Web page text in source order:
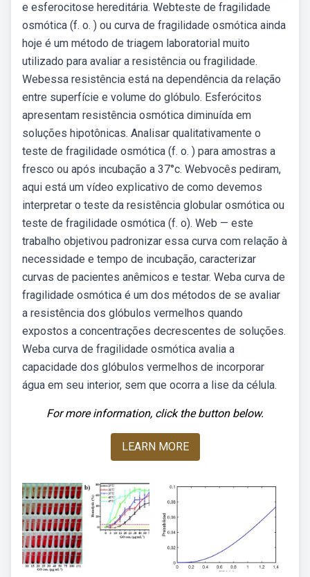
e esferocitose hereditária. Webteste de fragilidade
osmótica (f. o. ) ou curva de fragilidade osmótica ainda
hoje é um método de triagem laboratorial muito
utilizado para avaliar a resistência ou fragilidade.
Webessa resistência está na dependência da relação
entre superfície e volume do glóbulo. Esferócitos
apresentam resistência osmótica diminuída em
soluções hipotônicas. Analisar qualitativamente o
teste de fragilidade osmótica (f. o. ) para amostras a
fresco ou após incubação a 37°c. Webvocês pediram,
aqui está um vídeo explicativo de como devemos
interpretar o teste da resistência globular osmótica ou
teste de fragilidade osmótica (f. o). Web — este
trabalho objetivou padronizar essa curva com relação à
necessidade e tempo de incubação, caracterizar
curvas de pacientes anêmicos e testar. Weba curva de
fragilidade osmótica é um dos métodos de se avaliar
a resistência dos glóbulos vermelhos quando
expostos a concentrações decrescentes de soluções.
Weba curva de fragilidade osmótica avalia a
capacidade dos glóbulos vermelhos de incorporar
água em seu interior, sem que ocorra a lise da célula.
For more information, click the button below.
LEARN MORE